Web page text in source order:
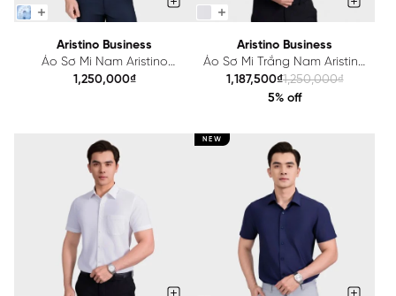
Aristino Business
Áo Sơ Mi Nam Aristino
Business Regular Fit
1,250,000₫
Aristino Business
Áo Sơ Mi Trắng Nam Aristino
Business Regular Fit
1SS043AS1
1,187,500₫1,250,000₫
5% off
NEW